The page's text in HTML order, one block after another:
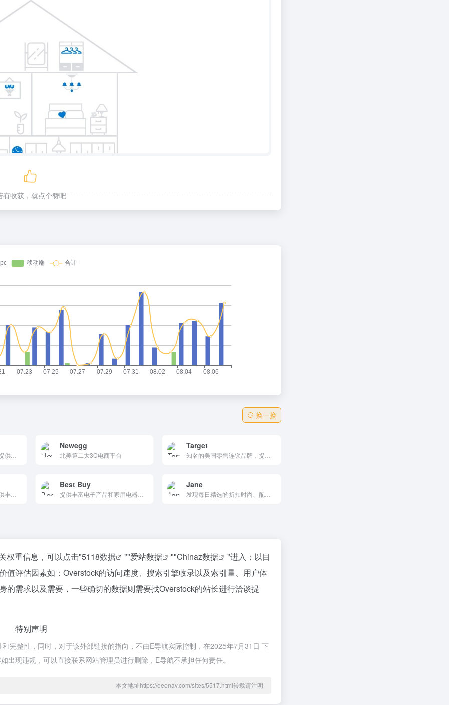
有收获，就点个赞吧
换一换
知名的家居改善零售商，提供丰富的家居装修产品，包括工具、建材、家具等。以优惠的价格和优质的客户服务著称，支持在线购物和多种促销活动，适合家居装修需求。
Newegg
北美第二大3C电商平台
Target
全球知名的电商平台，提供丰富多样的商品和服务，涵盖服装、美妆、家居等品类。支持免费配送和退货，提供价格调整服务，界面简洁易用，是购物的不二之选。
Best Buy Jane
权重信息，可以点击"5118数据 ""爱站数据 ""Chinaz数据
"进入；以目
评估因素如：Overstock的访问速度、搜索引擎收录以及索引量、用户体
需求以及需要，一些确切的数据则需要找Overstock的站长进行洽谈提
特别声明
完整性，同时，对于该外部链接的指向，不由E导航实际控制，在2025年7月31日 下
现违规，可以直接联系网站管理员进行删除，E导航不承担任何责任。
本文地址https://eeenav.com/sites/5517.html转载请注明